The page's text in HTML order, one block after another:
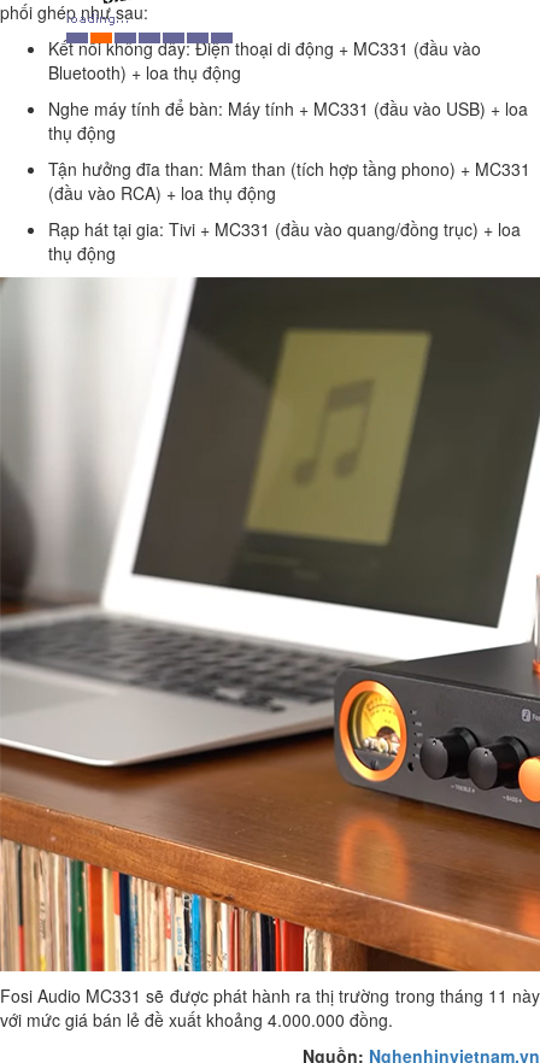
phối ghép như sau:
Kết nối không dây: Điện thoại di động + MC331 (đầu vào
Bluetooth) + loa thụ động
Nghe máy tính để bàn: Máy tính + MC331 (đầu vào USB) + loa
thụ động
Tận hưởng đĩa than: Mâm than (tích hợp tầng phono) + MC331
(đầu vào RCA) + loa thụ động
Rạp hát tại gia: Tivi + MC331 (đầu vào quang/đồng trục) + loa
thụ động
Fosi Audio MC331 sẽ được phát hành ra thị trường trong tháng 11 này
với mức giá bán lẻ đề xuất khoảng 4.000.000 đồng.
Nguồn: Nghenhinvietnam.vn